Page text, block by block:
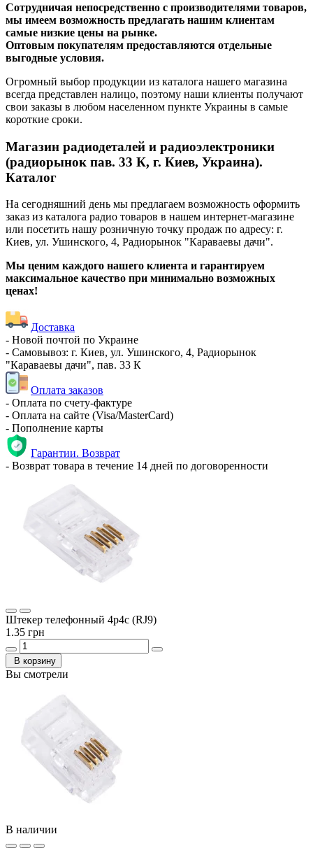
Сотрудничая непосредственно с производителями товаров,
мы имеем возможность предлагать нашим клиентам
самые низкие цены на рынке.
Оптовым покупателям предоставляются отдельные
выгодные условия.
Огромный выбор продукции из каталога нашего магазина
всегда представлен налицо, поэтому наши клиенты получают
свои заказы в любом населенном пункте Украины в самые
короткие сроки.
Магазин радиодеталей и радиоэлектроники
(радиорынок пав. 33 К, г. Киев, Украина).
Каталог
На сегодняшний день мы предлагаем возможность оформить
заказ из каталога радио товаров в нашем интернет-магазине
или посетить нашу розничную точку продаж по адресу: г.
Киев, ул. Ушинского, 4, Радиорынок "Караваевы дачи".
Мы ценим каждого нашего клиента и гарантируем
максимальное качество при минимально возможных
ценах!
Доставка
- Новой почтой по Украине
- Самовывоз: г. Киев, ул. Ушинского, 4, Радиорынок
"Караваевы дачи", пав. 33 К
Оплата заказов
- Оплата по счету-фактуре
- Оплата на сайте (Visa/MasterCard)
- Пополнение карты
Гарантии. Возврат
- Возврат товара в течение 14 дней по договоренности
Штекер телефонный 4p4c (RJ9)
1.35 грн
В корзину
Вы смотрели
В наличии